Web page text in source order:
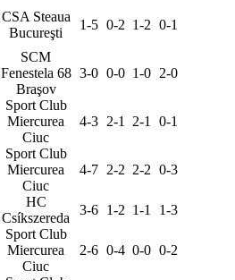
CSA Steaua
Bucureşti
1-5 0-2 1-2 0-1
SCM
Fenestela 68
Braşov
3-0 0-0 1-0 2-0
Sport Club
Miercurea
Ciuc
4-3 2-1 2-1 0-1
Sport Club
Miercurea
Ciuc
4-7 2-2 2-2 0-3
HC
Csíkszereda
3-6 1-2 1-1 1-3
Sport Club
Miercurea
Ciuc
2-6 0-4 0-0 0-2